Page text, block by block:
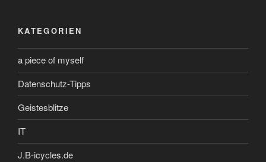
KATEGORIEN
a piece of myself
Datenschutz-Tipps
Geistesblitze
IT
J.B-icycles.de